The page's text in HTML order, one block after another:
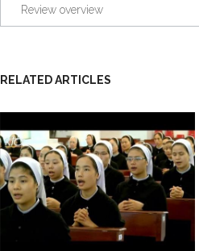
Review overview
RELATED ARTICLES